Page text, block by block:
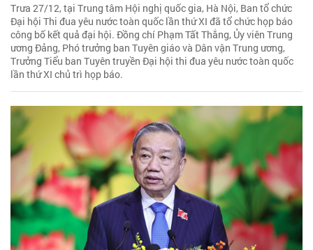
Trưa 27/12, tại Trung tâm Hội nghị quốc gia, Hà Nội, Ban tổ chức
Đại hội Thi đua yêu nước toàn quốc lần thứ XI đã tổ chức họp báo
công bố kết quả đại hội. Đồng chí Phạm Tất Thắng, Ủy viên Trung
ương Đảng, Phó trưởng ban Tuyên giáo và Dân vận Trung ương,
Trưởng Tiểu ban Tuyên truyền Đại hội thi đua yêu nước toàn quốc
lần thứ XI chủ trì họp báo.